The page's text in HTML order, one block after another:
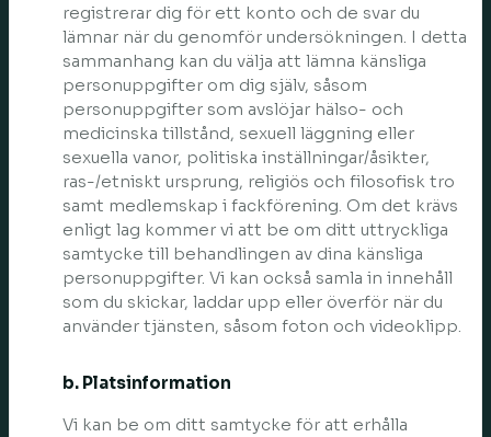
registrerar dig för ett konto och de svar du
lämnar när du genomför undersökningen. I detta
sammanhang kan du välja att lämna känsliga
personuppgifter om dig själv, såsom
personuppgifter som avslöjar hälso- och
medicinska tillstånd, sexuell läggning eller
sexuella vanor, politiska inställningar/åsikter,
ras-/etniskt ursprung, religiös och filosofisk tro
samt medlemskap i fackförening. Om det krävs
enligt lag kommer vi att be om ditt uttryckliga
samtycke till behandlingen av dina känsliga
personuppgifter. Vi kan också samla in innehåll
som du skickar, laddar upp eller överför när du
använder tjänsten, såsom foton och videoklipp.
b. Platsinformation
Vi kan be om ditt samtycke för att erhålla